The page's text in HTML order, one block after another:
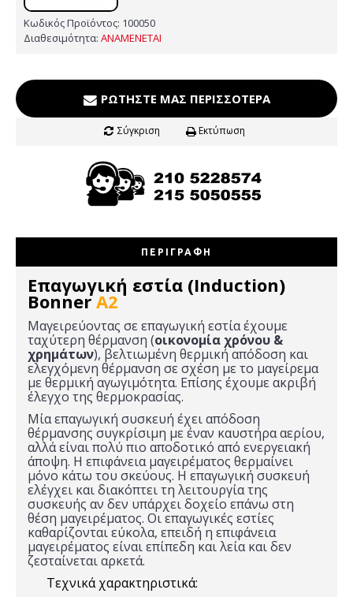
Κωδικός Προϊόντος: 100050
Διαθεσιμότητα: ΑΝΑΜΕΝΕΤΑΙ
ΡΩΤΉΣΤΕ ΜΑΣ ΠΕΡΙΣΣΌΤΕΡΑ
Σύγκριση Εκτύπωση
ΠΕΡΙΓΡΑΦΉ
Επαγωγική εστία (Induction)
BonnerA2
Μαγειρεύοντας σε επαγωγική εστία έχουμε
ταχύτερη θέρμανση (οικονομία χρόνου &
χρημάτων), βελτιωμένη θερμική απόδοση και
ελεγχόμενη θέρμανση σε σχέση με το μαγείρεμα
με θερμική αγωγιμότητα. Επίσης έχουμε ακριβή
έλεγχο της θερμοκρασίας.
Μία επαγωγική συσκευή έχει απόδοση
θέρμανσης συγκρίσιμη με έναν καυστήρα αερίου,
αλλά είναι πολύ πιο αποδοτικό από ενεργειακή
άποψη. Η επιφάνεια μαγειρέματος θερμαίνει
μόνο κάτω του σκεύους. Η επαγωγική συσκευή
ελέγχει και διακόπτει τη λειτουργία της
συσκευής αν δεν υπάρχει δοχείο επάνω στη
θέση μαγειρέματος. Οι επαγωγικές εστίες
καθαρίζονται εύκολα, επειδή η επιφάνεια
μαγειρέματος είναι επίπεδη και λεία και δεν
ζεσταίνεται αρκετά.
Τεχνικά χαρακτηριστικά: